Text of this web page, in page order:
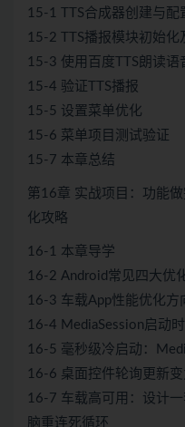
15-1 TTS合成器创建与配
15-2 TTS播报模块初始化
15-3 使用百度TTS朗读语
15-4 验证TTS播报
15-5 设置菜单优化
15-6 菜单项目测试验证
15-7 本章总结
第16章 实战项目：功能
化攻略
16-1 本章导学
16-2 Android常见四大优
16-3 车载App性能优化方
16-4 MediaSession启动
16-5 毫秒级冷启动：
16-6 桌面控件轮询更新
16-7 车载高可用：设计
脑重连死循环